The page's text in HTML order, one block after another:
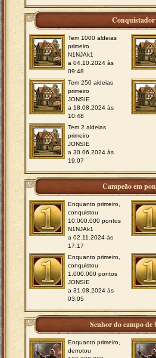
Conquistador
Tem 1000 aldeias
primeiro
N1NJAk1
a 04.10.2024 às
09:48
Tem 250 aldeias
primeiro
JONSIE
a 18.08.2024 às
10:48
Tem 2 aldeias
primeiro
JONSIE
a 30.06.2024 às
19:07
Campeão em
Enquanto primeiro,
conquistou
10.000.000 pontos
N1NJAk1
a 02.11.2024 às
17:17
Enquanto primeiro,
conquistou
1.000.000 pontos
JONSIE
a 31.08.2024 às
03:05
Senhor do campo de
Enquanto primeiro,
derrotou